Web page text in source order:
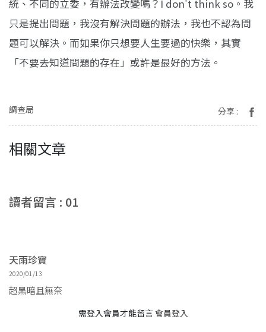
統、不同的立委，有辦法改變嗎？I don't think so。我
只是提出問題，我沒有解決問題的辦法，我也不認為問
題可以解決。而如果你只想要人生要過的快樂，其實
「不要去知道問題的存在」或許是最好的方法。
調查局 分享 :
相關文章
讀者留言 : 01
天雨珍寶
2020/01/13
超黑暗且無奈
需登入會員才能留言會員登入